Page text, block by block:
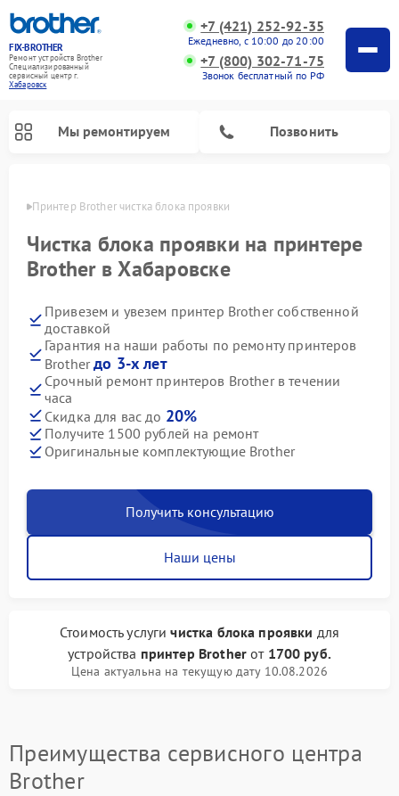
FIX-BROTHER
Ремонт устройств Brother
Специализированный
cервисный центр г.
Хабаровск
+7 (421) 252-92-35
Ежедневно, с 10:00 до 20:00
+7 (800) 302-71-75
Звонок бесплатный по РФ
Мы ремонтируем Позвонить
Принтер Brother чистка блока проявки
Чистка блока проявки на принтере
Brother в Хабаровске
Привезем и увезем принтер Brother собственной
доставкой
Гарантия на наши работы по ремонту принтеров
Brotherдо 3-х лет
Срочный ремонт принтеров Brother в течении
часа
Скидка для вас до 20%
Получите 1500 рублей на ремонт
Оригинальные комплектующие Brother
Получить консультацию
Наши цены
Стоимость услугичистка блока проявки для
устройства принтер Brotherот 1700 руб.
Цена актуальна на текущую дату 10.08.2026
Преимущества сервисного центра
Brother